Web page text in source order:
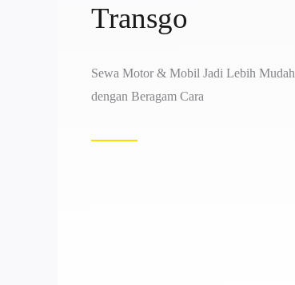
Transgo
Sewa Motor & Mobil Jadi Lebih Mudah
dengan Beragam Cara